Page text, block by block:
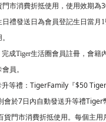
門市消費折抵使用，使用效期為
日禮發送日為會員登記生日當月
完成Tiger生活圈會員註冊，會籍
員。
等禮： TigerFamily 『$50 Tiger
會於7日內自動發送升等禮Tiger
貨門市消費折抵使用。每個主用